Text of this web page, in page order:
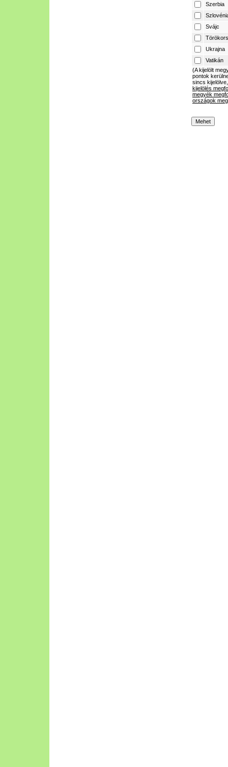
Szerbia
Svájc
Ukrajna
Vatikán
(A kijelölt
pontok
sincs
kijelölés
megyék
országok